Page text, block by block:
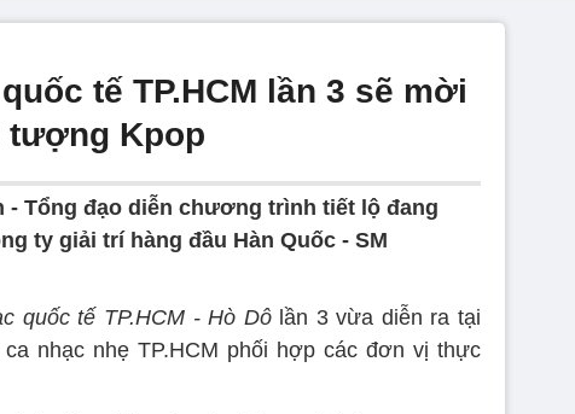
tế TP.HCM lần 3 sẽ mời
tượng Kpop
- Tổng đạo diễn chương trình tiết lộ đang
ty giải trí hàng đầu Hàn Quốc - SM
quốc tế TP.HCM - Hò Dôlần 3 vừa diễn ra tại
nhạc nhẹ TP.HCM phối hợp các đơn vị thực